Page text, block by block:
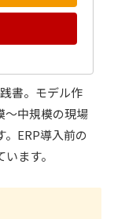
書。モデル作
〜中規模の現場
ERP導入前の
ます。